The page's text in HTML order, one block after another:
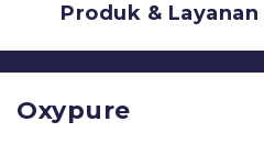
Produk & Layanan
Oxypure